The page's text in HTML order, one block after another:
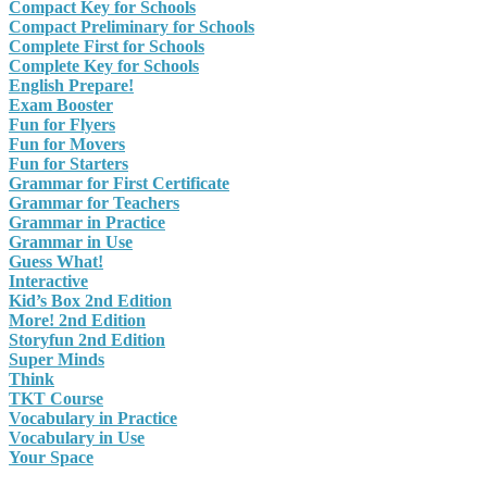
Compact Key for Schools
Compact Preliminary for Schools
Complete First for Schools
Complete Key for Schools
English Prepare!
Exam Booster
Fun for Flyers
Fun for Movers
Fun for Starters
Grammar for First Certificate
Grammar for Teachers
Grammar in Practice
Grammar in Use
Guess What!
Interactive
Kid’s Box 2nd Edition
More! 2nd Edition
Storyfun 2nd Edition
Super Minds
Think
TKT Course
Vocabulary in Practice
Vocabulary in Use
Your Space